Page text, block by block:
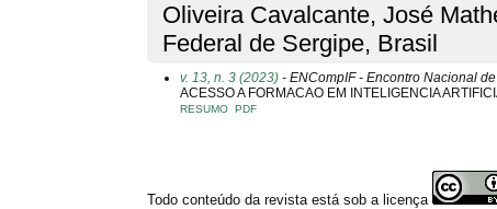
Oliveira Cavalcante, José
Federal de Sergipe, Brasil
v. 13, n. 3 (2023) - ENCompIF - Encontro Nacional
ACESSO A FORMACAO EM INTELIGENCIA
RESUMO PDF
Todo conteúdo da revista está sob a licença